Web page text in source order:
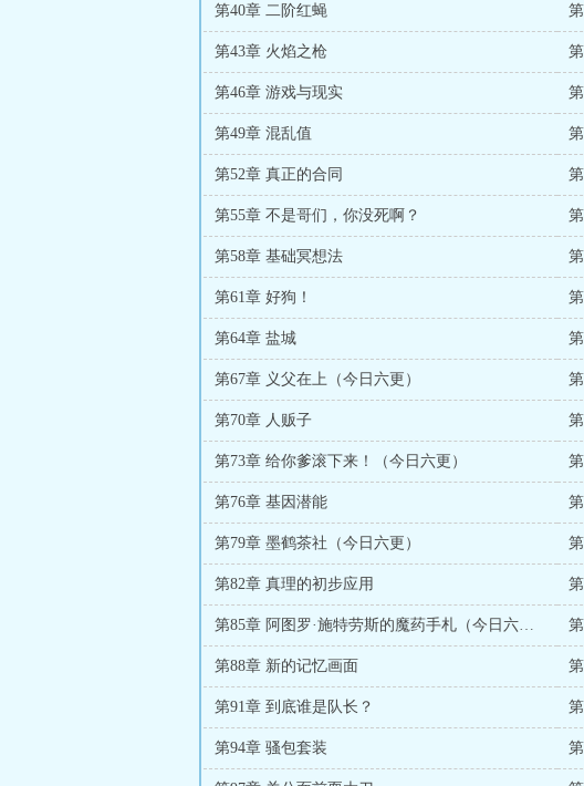
第40章 二阶红蝇
第43章 火焰之枪
第46章 游戏与现实
第49章 混乱值
第52章 真正的合同
第55章 不是哥们，你没死啊？
第58章 基础冥想法
第61章 好狗！
第64章 盐城
第67章 义父在上（今日六更）
第70章 人贩子
第73章 给你爹滚下来！（今日六更）
第76章 基因潜能
第79章 墨鹤茶社（今日六更）
第82章 真理的初步应用
第85章 阿图罗·施特劳斯的魔药手札（今日六更）
第88章 新的记忆画面
第91章 到底谁是队长？
第94章 骚包套装